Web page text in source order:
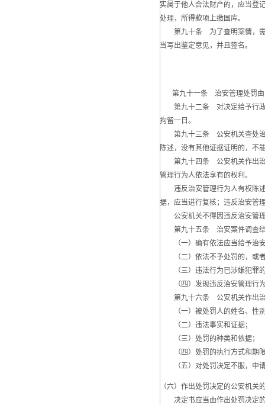
实属于他人合法财产的，应当登
处理，所得款项上缴国库。
第九十条 为了查明案情，需
当写出鉴定意见，并且签名。
第九十一条 治安管理处罚由
第九十二条 对决定给予行政
拘留一日。
第九十三条 公安机关查处治
陈述，没有其他证据证明的，不
第九十四条 公安机关作出治
管理行为人依法享有的权利。
违反治安管理行为人有权陈述
据，应当进行复核；违反治安管
公安机关不得因违反治安管理
第九十五条 治安案件调查结
（一）确有依法应当给予治安
（二）依法不予处罚的，或者
（三）违法行为已涉嫌犯罪的
（四）发现违反治安管理行为
第九十六条 公安机关作出治
（一）被处罚人的姓名、性别
（二）违法事实和证据；
（三）处罚的种类和依据；
（四）处罚的执行方式和期
（五）对处罚决定不服，申请
（六）作出处罚决定的公安机关
决定书应当由作出处罚决定的